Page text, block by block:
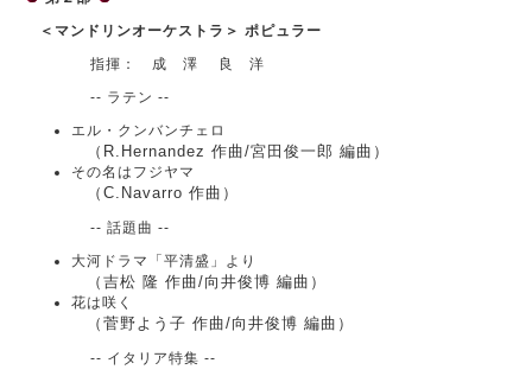
＜マンドリンオーケストラ＞ ポピュラー
指揮： 成 澤 良 洋
-- ラテン --
エル・クンバンチェロ
（R.Hernandez 作曲/宮田俊一郎 編曲）
その名はフジヤマ
（C.Navarro 作曲）
-- 話題曲 --
大河ドラマ「平清盛」より
（吉松 隆 作曲/向井俊博 編曲）
花は咲く
（菅野よう子 作曲/向井俊博 編曲）
-- イタリア特集 --